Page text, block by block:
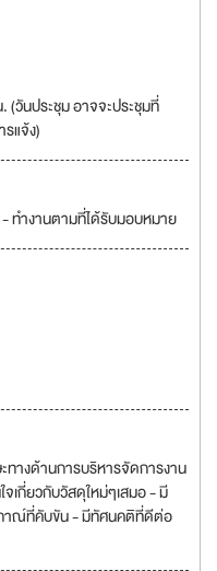
(วันประชุม อาจจะประชุมที่
แจ้ง)
ทำงานตามที่ได้รับมอบหมาย
ทางด้านการบริหารจัดการงาน
จเกี่ยวกับวัสดุใหม่ๆเสมอ - มี
าณ์ที่คับขัน - มีทัศนคติที่ดีต่อ